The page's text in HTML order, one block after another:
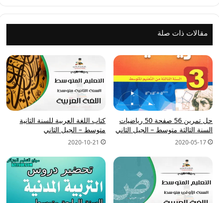
الثاني
مقالات ذات صلة
حل تمرين 56 صفحة 50 رياضيات
السنة الثالثة متوسط – الجيل الثاني
2020-05-17
كتاب اللغة العربية للسنة الثانية
متوسط – الجيل الثاني
2020-10-21